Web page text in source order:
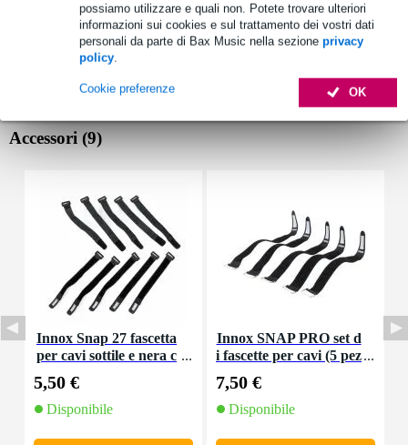
possiamo utilizzare e quali non. Potete trovare ulteriori
informazioni sui cookies e sul trattamento dei vostri dati
personali da parte di Bax Music nella sezione privacy
policy.
OK
Cookie preferenze
Accessori (9)
Innox Snap 27 fascetta
per cavi sottile e nera c
(10 pezzi)
5,50 €
Disponibile
Innox SNAP PRO set d
i fascette per cavi (5 pez
7,50 €
Disponibile